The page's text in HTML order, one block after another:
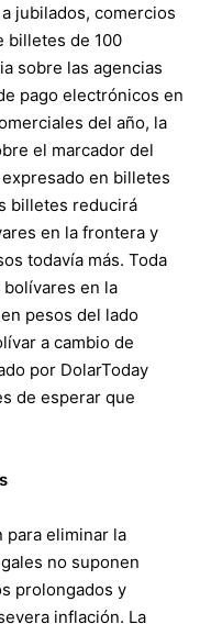
jubilados, comercios
billetes de 100
sobre las agencias
pago electrónicos en
del año, la
el marcador del
en billetes
billetes reducirá
en la frontera y
todavía más. Toda
bolívares en la
pesos del lado
a cambio de
por DolarToday
de esperar que
para eliminar la
no suponen
prolongados y
inflación. La